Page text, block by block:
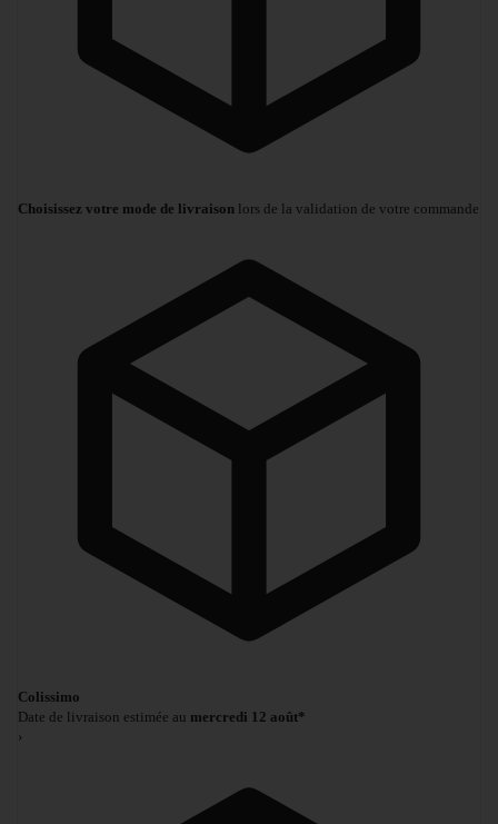
Choisissez votre mode de livraison lors de la validation de votre commande
Colissimo
Date de livraison estimée au mercredi 12 août*
›